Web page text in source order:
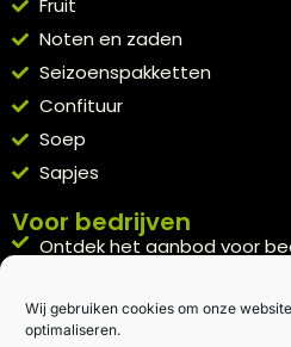
Wij gebruiken cookies om onze
optimaliseren.
Fruit
Noten en zaden
Seizoenspakketten
Confituur
Soep
Sapjes
Voor bedrijven
Ontdek het aanbod voor
Kennismakingspakket